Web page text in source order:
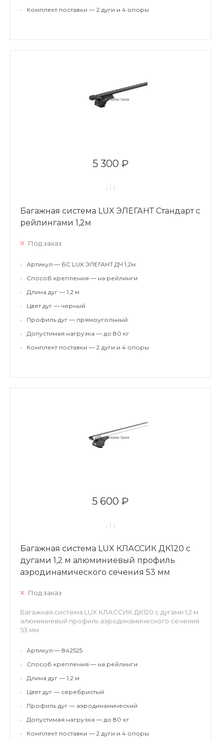
•
Комплект поставки — 2 дуги и 4 опоры
5 300 ₽
Багажная система LUX ЭЛЕГАНТ Стандарт с
рейлингами 1,2м
Под заказ
•
Артикул — БС LUX ЭЛЕГАНТ ДЧ 1,2м
•
Способ крепления — на рейлинги
•
Длина дуг — 1,2 м
•
Цвет дуг — черный
•
Профиль дуг — прямоугольный
•
Допустимая нагрузка — до 80 кг
•
Комплект поставки — 2 дуги и 4 опоры
5 600 ₽
Багажная система LUX КЛАССИК ДК120 с
дугами 1,2 м алюминиевый профиль
аэродинамического сечения 53 мм
Под заказ
Багажная система LUX КЛАССИК ДК120 с дугами 1,2 м
алюминиевый профиль аэродинамического сечения
53 мм
•
Артикул — 842525
•
Способ крепления — на рейлинги
•
Длина дуг — 1,2 м
•
Цвет дуг — серебристый
•
Профиль дуг — аэродинамический
•
Допустимая нагрузка — до 80 кг
•
Комплект поставки — 2 дуги и 4 опоры